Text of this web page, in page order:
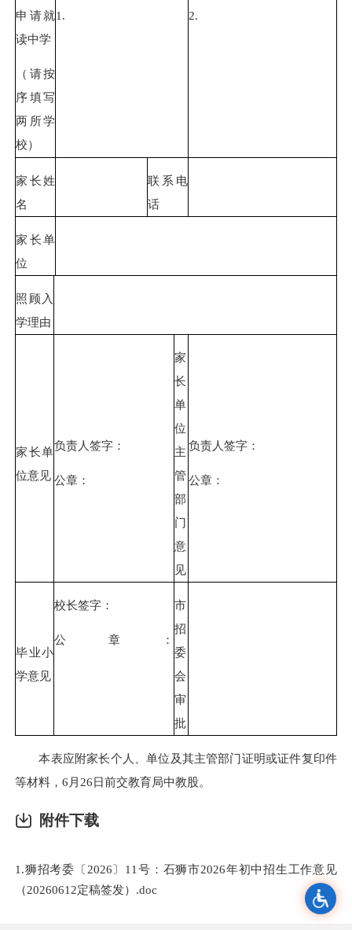
申请就
读中学
（ 请按
序填写
两所学
校）
1. 2.
家长姓
名
联系电
话
家长单
位
照顾入
学理由
家长单
位意见
负责人签字：
公章：
家
长
单
位
主
管
部
门
意
见
负责人签字：
公章：
毕业小
学意见
校长签字：
公章：
市
招
委
会
审
批
本表应附家长个人、单位及其主管部门证明或证件复印件
等材料，6月26日前交教育局中教股。
附件下载
1.狮招考委〔2026〕11号：石狮市2026年初中招生工作意见
（20260612定稿签发）.doc